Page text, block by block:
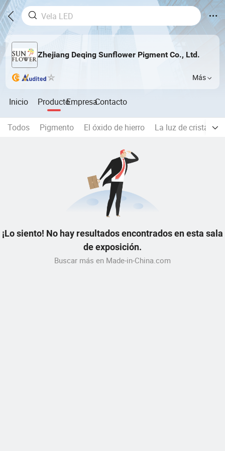
Zhejiang Deqing Sunflower Pigment Co., Ltd.
Más
Inicio ProductoEmpresaContacto
Todos Pigmento El óxido de hierro La luz de cristal
¡Lo siento! No hay resultados encontrados en esta sala
de exposición.
Buscar más en Made-in-China.com